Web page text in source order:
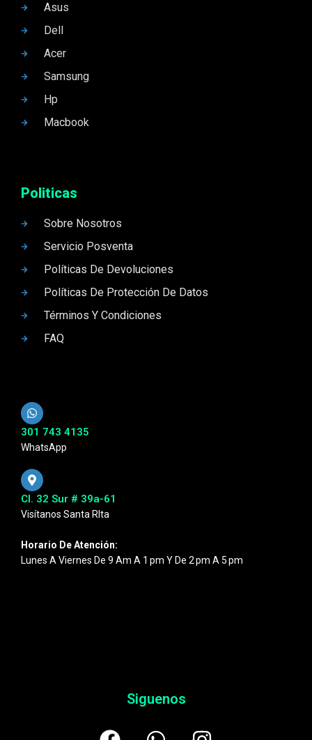
Asus
Dell
Acer
Samsung
Hp
Macbook
Politicas
Sobre Nosotros
Servicio Posventa
Políticas De Devoluciones
Políticas De Protección De Datos
Términos Y Condiciones
FAQ
301 743 4135
WhatsApp
Cl. 32 Sur # 39a-61
Visítanos Santa RIta
Horario De Atención:
Lunes A Viernes De 9 Am A 1 Pm Y De 2 Pm A 5 Pm
Siguenos